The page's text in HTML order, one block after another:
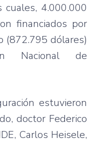
cuales, 4.000.000
financiados por
(872.795dólares)
Nacional de
estuvieron
, doctor Federico
, Carlos Heisele,